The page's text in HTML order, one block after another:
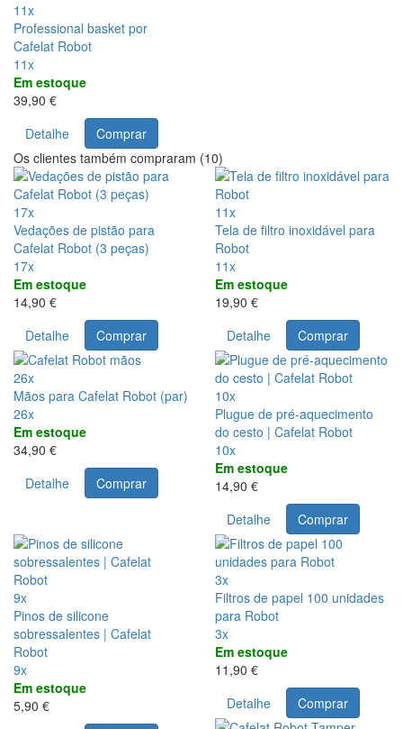
11x
Professional basket por
Cafelat Robot
11x
Em estoque
39,90 €
Detalhe
Comprar
Os clientes também compraram (10)
17x
Vedações de pistão para
Cafelat Robot (3 peças)
17x
Em estoque
14,90 €
Detalhe
Comprar
11x
Tela de filtro inoxidável para
Robot
11x
Em estoque
19,90 €
Detalhe
Comprar
26x
Mãos para Cafelat Robot (par)
26x
Em estoque
34,90 €
Detalhe
Comprar
10x
Plugue de pré-aquecimento
do cesto | Cafelat Robot
10x
Em estoque
14,90 €
Detalhe
Comprar
9x
Pinos de silicone
sobressalentes | Cafelat
Robot
9x
Em estoque
5,90 €
3x
Filtros de papel 100 unidades
para Robot
3x
Em estoque
11,90 €
Detalhe
Comprar